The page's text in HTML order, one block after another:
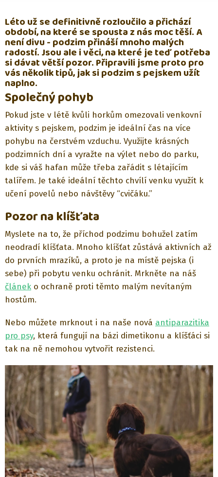
Léto už se definitivně rozloučilo a přichází
období, na které se spousta z nás moc těší. A
není divu - podzim přináší mnoho malých
radostí. Jsou ale i věci, na které je teď potřeba
si dávat větší pozor. Připravili jsme proto pro
vás několik tipů, jak si podzim s pejskem užít
naplno.
Společný pohyb
Pokud jste v létě kvůli horkům omezovali venkovní
aktivity s pejskem, podzim je ideální čas na více
pohybu na čerstvém vzduchu. Využijte krásných
podzimních dní a vyražte na výlet nebo do parku,
kde si váš hafan může třeba zařádit s létajícím
talířem. Je také ideální těchto chvílí venku využít k
učení povelů nebo návštěvy “cvičáku.”
Pozor na klíšťata
Myslete na to, že příchod podzimu bohužel zatím
neodradí klíšťata. Mnoho klíšťat zůstává aktivních až
do prvních mrazíků, a proto je na místě pejska (i
sebe) při pobytu venku ochránit. Mrkněte na náš
článek o ochraně proti těmto malým nevítaným
hostům.
Nebo můžete mrknout i na naše nová antiparazitika
pro psy, která fungují na bázi dimetikonu a klíšťáci si
tak na ně nemohou vytvořit rezistenci.